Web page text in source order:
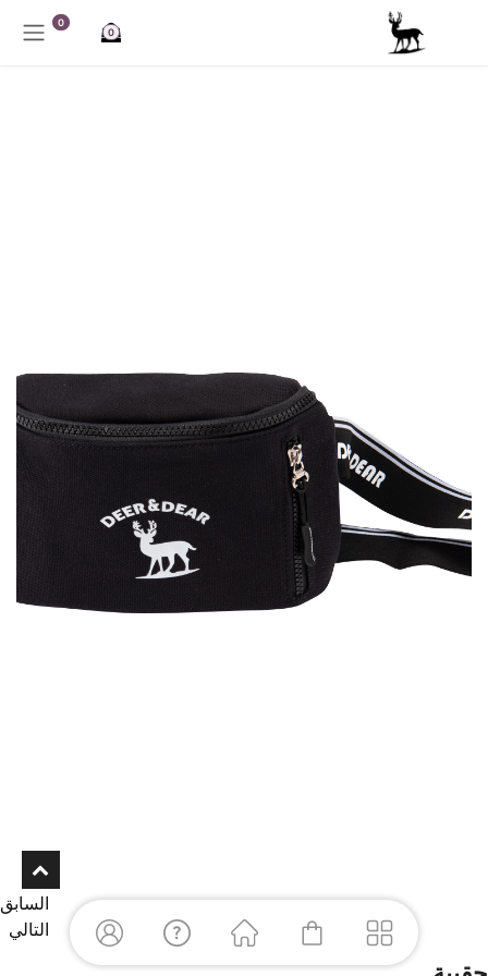
تخطي للذهاب إلى المحتوى
0
0
السابق
التالي